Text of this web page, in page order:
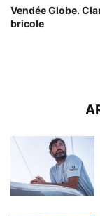
Vendée Globe.
bricole